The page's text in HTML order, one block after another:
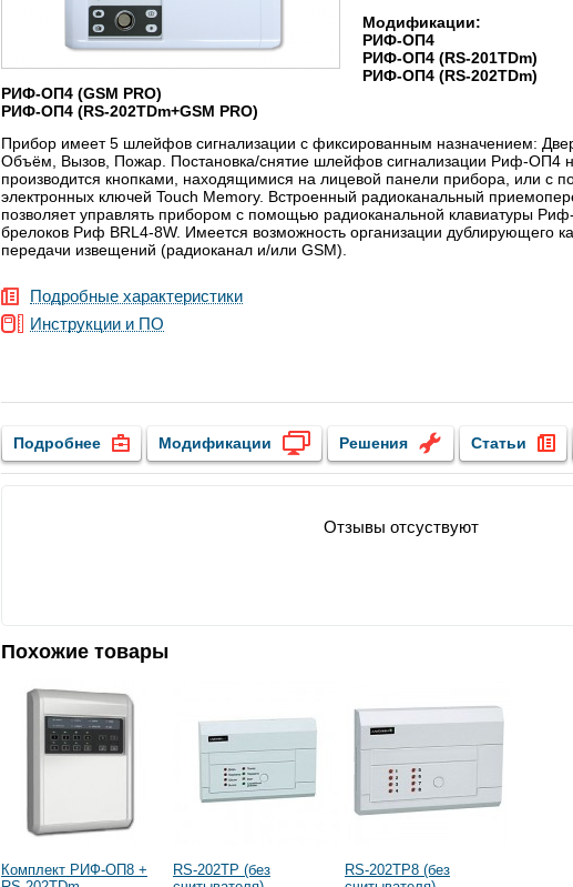
Модификации:
РИФ-ОП4
РИФ-ОП4 (RS-201TDm)
РИФ-ОП4 (RS-202TDm)
РИФ-ОП4 (GSM PRO)
РИФ-ОП4 (RS-202TDm+GSM PRO)
Прибор имеет 5 шлейфов сигнализации с фиксированным назначением:
Объём, Вызов, Пожар. Постановка/снятие шлейфов сигнализации Риф-ОП4
производится кнопками, находящимися на лицевой панели прибора, или с
электронных ключей Touch Memory. Встроенный радиоканальный
позволяет управлять прибором с помощью радиоканальной клавиатуры
брелоков Риф BRL4-8W. Имеется возможность организации дублирующего
передачи извещений (радиоканал и/или GSM).
Подробные характеристики
Инструкции и ПО
Подробнее Модификации Решения Статьи
Отзывы отсуствуют
Похожие товары
Комплект РИФ-ОП8 +
RS-202TP (без
RS-202TP8 (без